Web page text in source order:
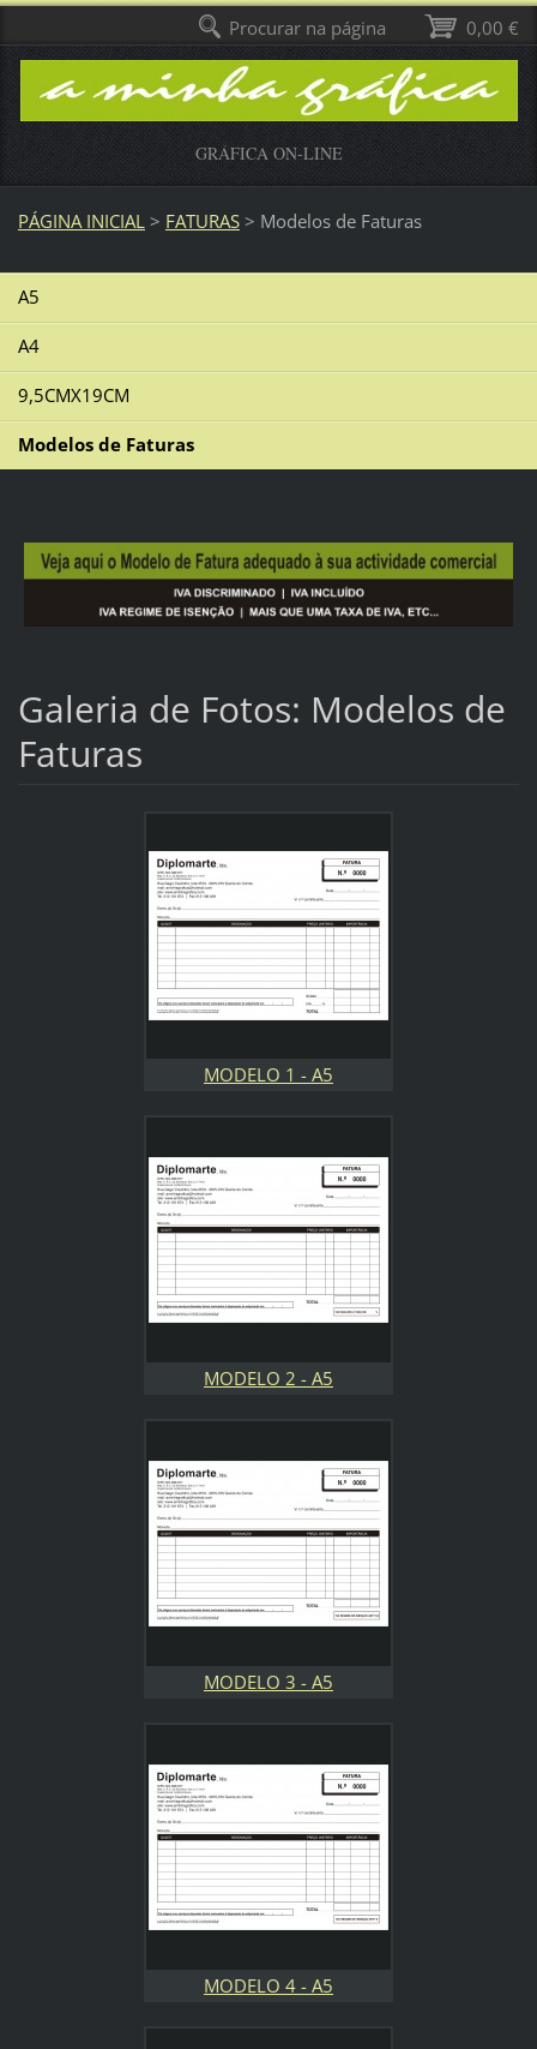
GRÁFICA ON-LINE
PÁGINA INICIAL > FATURAS > Modelos de Faturas
A5
A4
9,5CMX19CM
Modelos de Faturas
Galeria de Fotos: Modelos de
Faturas
MODELO 1 - A5
MODELO 2 - A5
MODELO 3 - A5
MODELO 4 - A5
0,00 €
Procurar na página